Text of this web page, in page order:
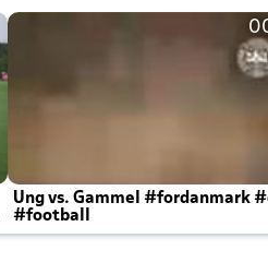
Ung vs. Gammel #fordanmark
#football